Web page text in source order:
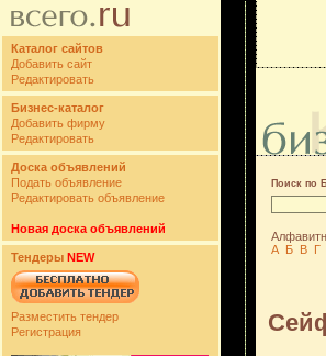
Каталог сайтов
Добавить сайт
Редактировать
Бизнес-каталог
Добавить фирму
Редактировать
Доска объявлений
Подать объявление
Редактировать объявление
Новая доска объявлений
Тендеры NEW
Разместить тендер
Регистрация
Поиск по
А Б В Г